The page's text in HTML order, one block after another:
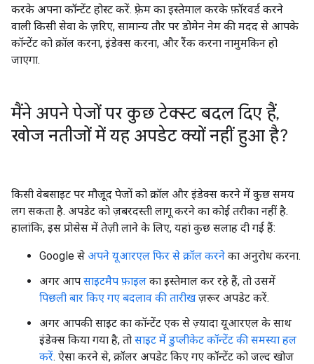
करके अपना कॉन्टेंट होस्ट करें. फ़्रेम का इस्तेमाल करके फ़ॉरवर्ड करने
वाली किसी सेवा के ज़रिए, सामान्य तौर पर डोमेन नेम की मदद से आपके
कॉन्टेंट को क्रॉल करना, इंडेक्स करना, और रैंक करना नामुमकिन हो
जाएगा.
मैंने अपने पेजों पर कुछ टेक्स्ट बदल दिए हैं,
खोज नतीजों में यह अपडेट क्यों नहीं हुआ है?
किसी वेबसाइट पर मौजूद पेजों को क्रॉल और इंडेक्स करने में कुछ समय
लग सकता है. अपडेट को ज़बरदस्ती लागू करने का कोई तरीका नहीं है.
हालांकि, इस प्रोसेस में तेज़ी लाने के लिए, यहां कुछ सलाह दी गई हैं:
Google से अपने यूआरएल फिर से क्रॉल करने का अनुरोध करना.
अगर आप साइटमैप फ़ाइल का इस्तेमाल कर रहे हैं, तो उसमें
पिछली बार किए गए बदलाव की तारीखज़रूर अपडेट करें.
अगर आपकी साइट का कॉन्टेंट एक से ज़्यादा यूआरएल के साथ
इंडेक्स किया गया है, तो साइट में डुप्लीकेट कॉन्टेंट की समस्या हल
करें. ऐसा करने से, क्रॉलर अपडेट किए गए कॉन्टेंट को जल्द खोज